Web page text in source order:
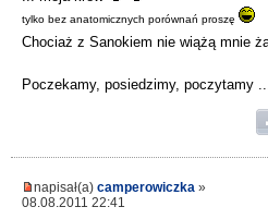
tylko bez anatomicznych porównań proszę
Chociaż z Sanokiem nie wiążą mnie
Poczekamy, posiedzimy, poczytamy ...
napisał(a) camperowiczka »
08.08.2011 22:41